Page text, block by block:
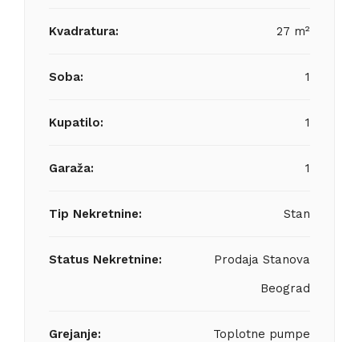
Kvadratura: 27 m²
Soba: 1
Kupatilo: 1
Garaža: 1
Tip Nekretnine: Stan
Status Nekretnine:
Prodaja Stanova
Beograd
Grejanje: Toplotne pumpe